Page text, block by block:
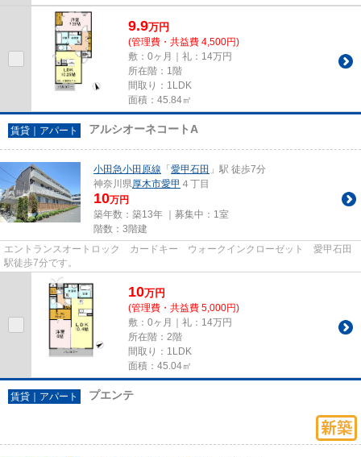
9.9万円
(管理費・共益費 4,500円)
敷：0ヶ月｜礼：14万円
所在階：1階
間取り：1LDK
面積：45.84㎡
賃貸｜アパート アルシオーネコートA
小田急小田原線 「愛甲石田 」駅 徒歩7分
神奈川県厚木市愛甲 ４丁目
10万円
築年数：築13年 ｜募集中： 1室
階数：3階建
エントランスオートロック カードキー ウォークインクローゼット 愛甲石田
駅徒歩7分です。
10万円
(管理費・共益費 5,000円)
敷：0ヶ月｜礼：14万円
所在階：2階
間取り：1LDK
面積：45.04㎡
賃貸｜アパート プエンテ